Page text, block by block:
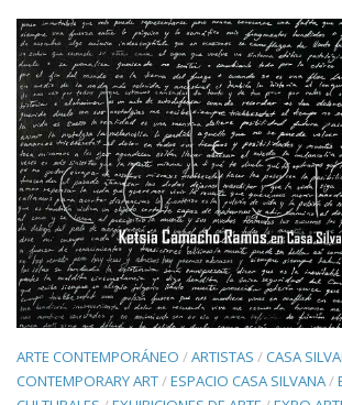
ARTE CONTEMPORÁNEO /ARTISTAS /CASA
CONTEMPORARY ART/ESPACIO CASA SILVANA/